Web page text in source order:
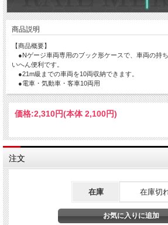
商品説明
【商品概要】
●Nゲージ車両専用のブック形ケースで、車両の持
いへん便利です。
●21m級までの車両を10両収納できます。
●電車・気動車・客車10両用
価格:2,310円(本体 2,100円)
注文
在庫 在庫切